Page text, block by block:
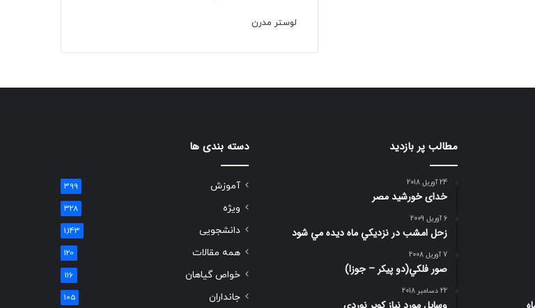
لوستر مدرن
مطالب پر بازدید
24 آوریل 2018
خدای خورشید مصر
6 آوریل 2009
زحل امشب در نزديكي ماه ديده مي شود
7 آوریل 2008
صور فلكي(دو پیکر – جوزا)
22 دسامبر 2018
دسته بندی ها
آموزش 399
ویژه 328
دانشجویی 1,143
همه مقالات 120
خواص گیاهان 116
جانداران 105